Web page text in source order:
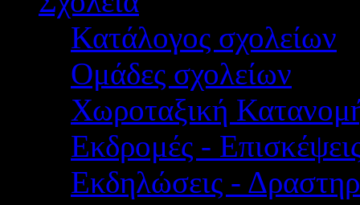
Κατάλογος σχολείων
Ομάδες σχολείων
Χωροταξική
Εκδρομές -
Εκδηλώσεις -